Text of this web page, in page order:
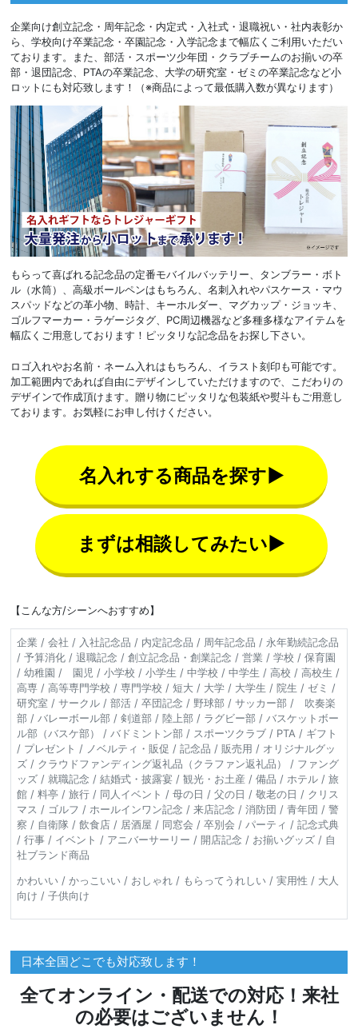
企業向け創立記念・周年記念・内定式・入社式・退職祝い・社内表彰か
ら、学校向け卒業記念・卒園記念・入学記念まで幅広くご利用いただい
ております。また、部活・スポーツ少年団・クラブチームのお揃いの卒
部・退団記念、PTAの卒業記念、大学の研究室・ゼミの卒業記念など小
ロットにも対応致します！（※商品によって最低購入数が異なります）
もらって喜ばれる記念品の定番モバイルバッテリー、タンブラー・ボト
ル（水筒）、高級ボールペンはもちろん、名刺入れやパスケース・マウ
スパッドなどの革小物、時計、キーホルダー、マグカップ・ジョッキ、
ゴルフマーカー・ラゲージタグ、PC周辺機器など多種多様なアイテムを
幅広くご用意しております！ピッタリな記念品をお探し下さい。
ロゴ入れやお名前・ネーム入れはもちろん、イラスト刻印も可能です。
加工範囲内であれば自由にデザインしていただけますので、こだわりの
デザインで作成頂けます。贈り物にピッタリな包装紙や熨斗もご用意し
ております。お気軽にお申し付けください。
名入れする商品を探す▶
まずは相談してみたい▶
【こんな方/シーンへおすすめ】
企業 / 会社 / 入社記念品 / 内定記念品 / 周年記念品 / 永年勤続記念品
/ 予算消化 / 退職記念 / 創立記念品・創業記念 / 営業 / 学校 / 保育園
/ 幼稚園 / 園児 / 小学校 / 小学生 / 中学校 / 中学生 / 高校 / 高校生 /
高専 / 高等専門学校 / 専門学校 / 短大 / 大学 / 大学生 / 院生 / ゼミ /
研究室 / サークル / 部活 / 卒団記念 / 野球部 / サッカー部 / 吹奏楽
部 / バレーボール部 / 剣道部 / 陸上部 / ラグビー部 / バスケットボー
ル部（バスケ部） / バドミントン部 / スポーツクラブ / PTA / ギフト
/ プレゼント / ノベルティ・販促 / 記念品 / 販売用 / オリジナルグッ
ズ / クラウドファンディング返礼品（クラファン返礼品） / ファング
ッズ / 就職記念 / 結婚式・披露宴 / 観光・お土産 / 備品 / ホテル / 旅
館 / 料亭 / 旅行 / 同人イベント / 母の日 / 父の日 / 敬老の日 / クリス
マス / ゴルフ / ホールインワン記念 / 来店記念 / 消防団 / 青年団 / 警
察 / 自衛隊 / 飲食店 / 居酒屋 / 同窓会 / 卒別会 / パーティ / 記念式典
/ 行事 / イベント / アニバーサーリー / 開店記念 / お揃いグッズ / 自
社ブランド商品
かわいい / かっこいい / おしゃれ / もらってうれしい / 実用性 / 大人
向け / 子供向け
日本全国どこでも対応致します！
全てオンライン・配送での対応！来社
の必要はございません！